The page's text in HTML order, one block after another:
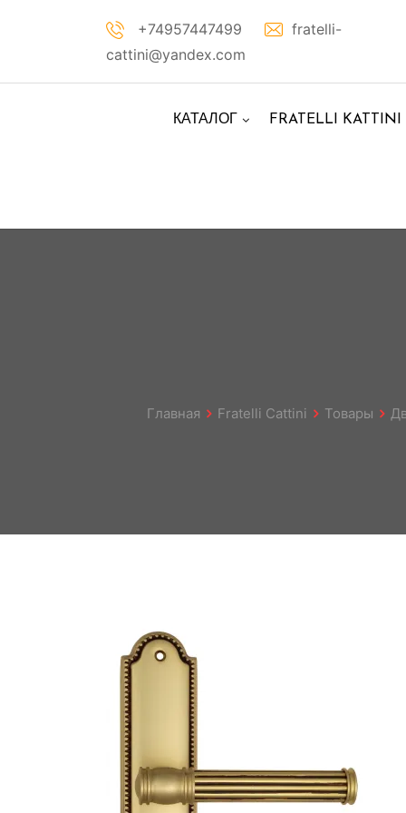
+74957447499
fratelli-
cattini@yandex.com
КАТАЛОГ FRATELLI KATTINI
Главная Fratelli Cattini Товары